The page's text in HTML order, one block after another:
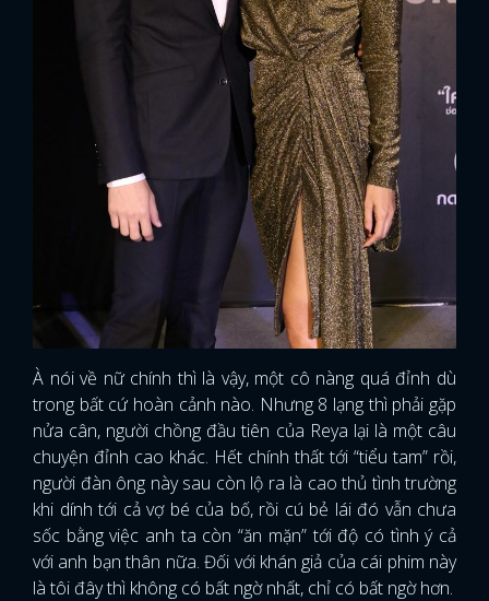
À nói về nữ chính thì là vậy, một cô nàng quá đỉnh dù
trong bất cứ hoàn cảnh nào. Nhưng 8 lạng thì phải gặp
nửa cân, người chồng đầu tiên của Reya lại là một câu
chuyện đỉnh cao khác. Hết chính thất tới “tiểu tam” rồi,
người đàn ông này sau còn lộ ra là cao thủ tình trường
khi dính tới cả vợ bé của bố, rồi cú bẻ lái đó vẫn chưa
sốc bằng việc anh ta còn “ăn mặn” tới độ có tình ý cả
với anh bạn thân nữa. Đối với khán giả của cái phim này
là tôi đây thì không có bất ngờ nhất, chỉ có bất ngờ hơn.